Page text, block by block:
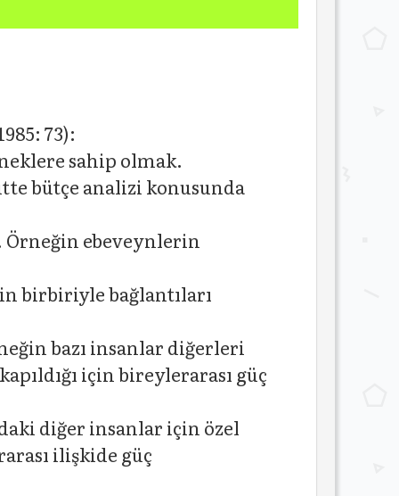
73):
sahip olmak.
bütçe analizi konusunda
ebeveynlerin
birbiriyle bağlantıları
bazı insanlar diğerleri
için bireylerarası güç
diğer insanlar için özel
ilişkide güç